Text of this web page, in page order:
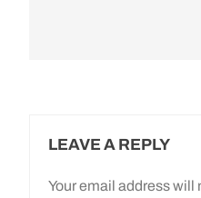
LEAVE A REPLY
Your email address will